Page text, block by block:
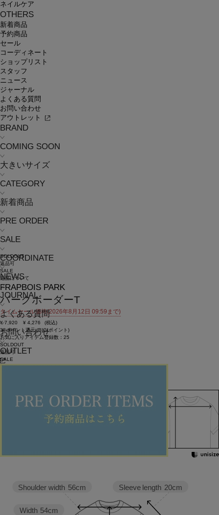
ネイルケア
OTHERS
新着商品
予約商品
セール
コーディネート
ショップリスト
スタッフ
ニュース
ジャーナル
よくある質問
お問い合わせ
アウトレット
BRAND
COMING SOON
大きいサイズ
CATEGORY
新着商品
PRE ORDER
SALE
COORDINATE
NEWS
JOURNAL
よくある質問
お問い合わせ
OUTLET
SOLDOUT
返品可
SALE
返品について
FRAPBOIS PARK
パークボーダーT
タイムセール価格(2026年8月12日 09:59まで)
¥ 7,920 ¥ 4,276
(税込)
38ポイント還元 (BIGIポイント)
お気に入りアイテム登録数： 25
SOLDOUT
返品可
SALE
返品について
158cm 51kgRecommended
1
Sleeve length 20cm
Width 54cm
Shoulder width 56cm